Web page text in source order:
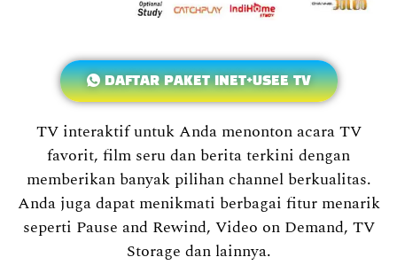
DAFTAR PAKET INET+USEE TV
TV interaktif untuk Anda menonton acara TV
favorit, film seru dan berita terkini dengan
memberikan banyak pilihan channel berkualitas.
Anda juga dapat menikmati berbagai fitur menarik
seperti Pause and Rewind, Video on Demand, TV
Storage dan lainnya.